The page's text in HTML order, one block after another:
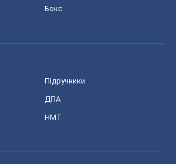
Бокс
Підручники
ДПА
НМТ